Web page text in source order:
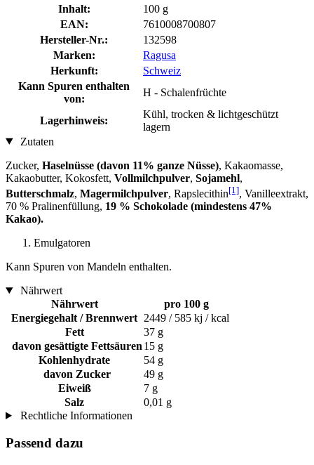
Inhalt:
100 g
EAN:
7610008700807
Hersteller-Nr.:
132598
Marken:
Ragusa
Herkunft:
Schweiz
Kann Spuren enthalten
von:
H - Schalenfrüchte
Lagerhinweis:
Kühl, trocken & lichtgeschützt
lagern
Zutaten
Zucker, Haselnüsse (davon 11% ganze Nüsse), Kakaomasse,
Kakaobutter, Kokosfett, Vollmilchpulver, Sojamehl,
Butterschmalz, Magermilchpulver, Rapslecithin[1], Vanilleextrakt,
70 % Pralinenfüllung, 19 % Schokolade (mindestens 47%
Kakao).
Emulgatoren
Kann Spuren von Mandeln enthalten.
Nährwert
Nährwert
pro 100 g
Energiegehalt / Brennwert 2449 / 585 kj / kcal
Fett
37 g
davon gesättigte Fettsäuren 15 g
Kohlenhydrate
54 g
davon Zucker
49 g
Eiweiß
7 g
Salz
0,01 g
Rechtliche Informationen
Passend dazu